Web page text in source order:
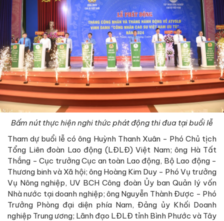
Bấm nút thực hiện nghi thức phát động thi đua tại buổi lễ
Tham dự buổi lễ có ông Huỳnh Thanh Xuân - Phó Chủ tịch
Tổng Liên đoàn Lao động (LĐLĐ) Việt Nam; ông Hà Tất
Thắng - Cục trưởng Cục an toàn Lao động, Bộ Lao động -
Thương binh và Xã hội; ông Hoàng Kim Duy - Phó Vụ trưởng
Vụ Nông nghiệp, UV BCH Công đoàn Ủy ban Quản lý vốn
Nhà nước tại doanh nghiệp; ông Nguyễn Thành Được - Phó
Trưởng Phòng đại diện phía Nam, Đảng ủy Khối Doanh
nghiệp Trung ương; Lãnh đạo LĐLĐ tỉnh Bình Phước và Tây